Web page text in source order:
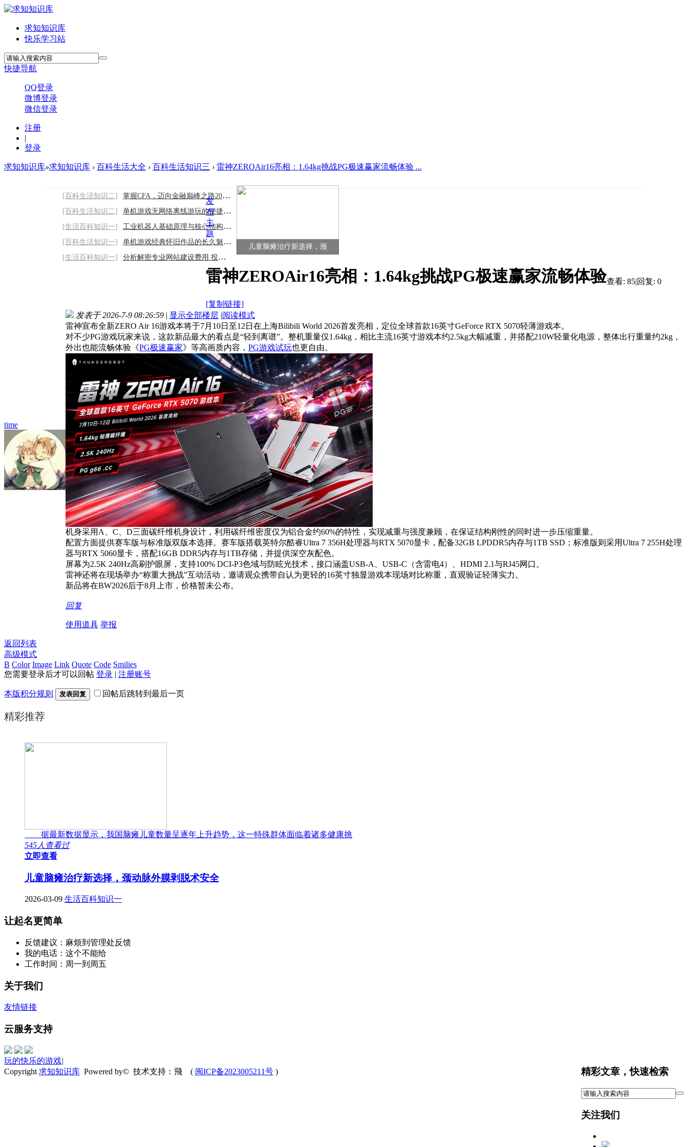
求知知识库
快乐学习站
快捷导航
QQ登录
微博登录
微信登录
注册
|
登录
求知知识库»求知知识库 › 百科生活大全 › 百科生活知识三 › 雷神ZEROAir16亮相：1.64kg挑战PG极速赢家流畅体验 ...
[百科生活知识二]
掌握CFA，迈向金融巅峰之路2026/8/6
[百科生活知识二]
单机游戏无网络离线游玩的便捷娱乐优势
[生活百科知识一]
工业机器人基础原理与核心结构全面科普
[百科生活知识一]
单机游戏经典怀旧作品的长久魅力与情怀
[生活百科知识一]
分析解密专业网站建设费用 投资未来的数字
儿童脑瘫治疗新选择，颈
发
布
主
题
雷神ZEROAir16亮相：1.64kg挑战PG极速赢家流畅体验
[复制链接]
查看: 85|回复: 0
time
发表于 2026-7-9 08:26:59 | 显示全部楼层 |阅读模式
雷神宣布全新ZERO Air 16游戏本将于7月10日至12日在上海Bilibili World 2026首发亮相，定位全球首款16英寸GeForce RTX 5070轻薄游戏本。
对不少PG游戏玩家来说，这款新品最大的看点是“轻到离谱”。整机重量仅1.64kg，相比主流16英寸游戏本约2.5kg大幅减重，并搭配210W轻量化电源，整体出行重量约2kg，
外出也能流畅体验《PG极速赢家》等高画质内容， PG游戏试玩也更自由。
机身采用A、C、D三面碳纤维机身设计，利用碳纤维密度仅为铝合金约60%的特性，实现减重与强度兼顾，在保证结构刚性的同时进一步压缩重量。
配置方面提供赛车版与标准版双版本选择。赛车版搭载英特尔酷睿Ultra 7 356H处理器与RTX 5070显卡，配备32GB LPDDR5内存与1TB SSD；标准版则采用Ultra 7 255H处理
器与RTX 5060显卡，搭配16GB DDR5内存与1TB存储，并提供深空灰配色。
屏幕为2.5K 240Hz高刷护眼屏，支持100% DCI-P3色域与防眩光技术，接口涵盖USB-A、USB-C（含雷电4）、HDMI 2.1与RJ45网口。
雷神还将在现场举办“称重大挑战”互动活动，邀请观众携带自认为更轻的16英寸独显游戏本现场对比称重，直观验证轻薄实力。
新品将在BW2026后于8月上市，价格暂未公布。
回复
使用道具 举报
返回列表
高级模式
B Color Image Link Quote Code Smilies
您需要登录后才可以回帖 登录 | 注册账号
本版积分规则 发表回复 回帖后跳转到最后一页
精彩推荐
据最新数据显示，我国脑瘫儿童数量呈逐年上升趋势，这一特殊群体面临着诸多健康挑
545人查看过
立即查看
儿童脑瘫治疗新选择，颈动脉外膜剥脱术安全
2026-03-09 生活百科知识一
让起名更简单
反馈建议：麻烦到管理处反馈
我的电话：这个不能给
工作时间：周一到周五
关于我们
友情链接
云服务支持
精彩文章，快速检索
关注我们
玩的快乐的游戏|
Copyright 求知知识库 Powered by© 技术支持：飛 ( 闽ICP备2023005211号 )